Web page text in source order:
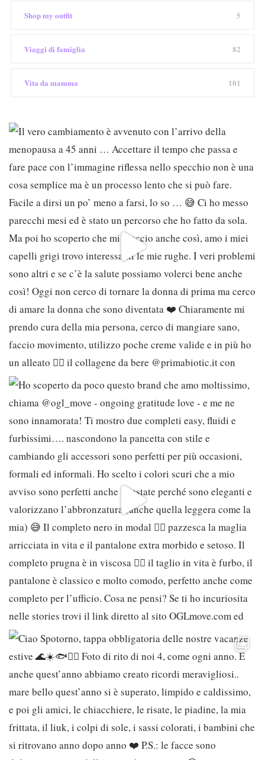
Shop my outfit 5
Viaggi di famiglia 82
Vita da mamma 101